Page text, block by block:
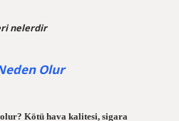
nelerdir
Olur
Kötü hava kalitesi, sigara